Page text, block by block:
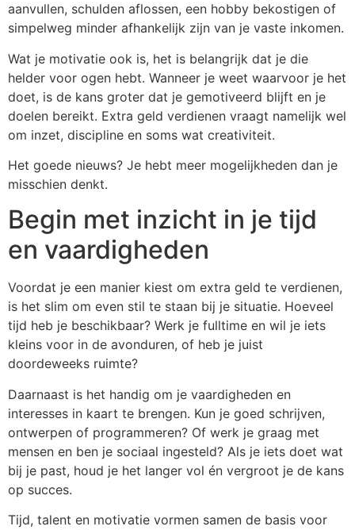
aanvullen, schulden aflossen, een hobby bekostigen of
simpelweg minder afhankelijk zijn van je vaste inkomen.
Wat je motivatie ook is, het is belangrijk dat je die
helder voor ogen hebt. Wanneer je weet waarvoor je het
doet, is de kans groter dat je gemotiveerd blijft en je
doelen bereikt. Extra geld verdienen vraagt namelijk wel
om inzet, discipline en soms wat creativiteit.
Het goede nieuws? Je hebt meer mogelijkheden dan je
misschien denkt.
Begin met inzicht in je tijd
en vaardigheden
Voordat je een manier kiest om extra geld te verdienen,
is het slim om even stil te staan bij je situatie. Hoeveel
tijd heb je beschikbaar? Werk je fulltime en wil je iets
kleins voor in de avonduren, of heb je juist
doordeweeks ruimte?
Daarnaast is het handig om je vaardigheden en
interesses in kaart te brengen. Kun je goed schrijven,
ontwerpen of programmeren? Of werk je graag met
mensen en ben je sociaal ingesteld? Als je iets doet wat
bij je past, houd je het langer vol én vergroot je de kans
op succes.
Tijd, talent en motivatie vormen samen de basis voor